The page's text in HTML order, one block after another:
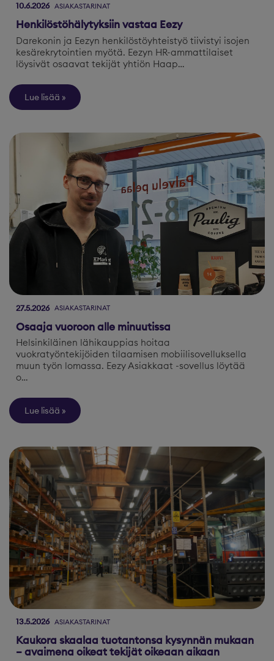
10.6.2026 ASIAKASTARINAT
Henkilöstöhälytyksiin vastaa Eezy
Darekonin ja Eezyn henkilöstöyhteistyö tiivistyi isojen
kesärekrytointien myötä. Eezyn HR-ammattilaiset
löysivät osaavat tekijät yhtiön Haap…
Lue lisää
27.5.2026 ASIAKASTARINAT
Osaaja vuoroon alle minuutissa
Helsinkiläinen lähikauppias hoitaa
vuokratyöntekijöiden tilaamisen mobiilisovelluksella
muun työn lomassa. Eezy Asiakkaat -sovellus löytää
o…
Lue lisää
13.5.2026 ASIAKASTARINAT
Kaukora skaalaa tuotantonsa kysynnän mukaan
– avaimena oikeat tekijät oikeaan aikaan